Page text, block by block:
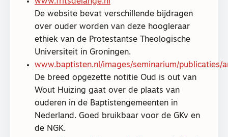
www.fritsdelange.nl
De website bevat verschillende bijdragen
over ouder worden van deze hoogleraar
ethiek van de Protestantse Theologische
Universiteit in Groningen.
www.baptisten.nl/images/seminarium/
De breed opgezette notitie Oud is out van
Wout Huizing gaat over de plaats van
ouderen in de Baptistengemeenten in
Nederland. Goed bruikbaar voor de GKv en
de NGK.